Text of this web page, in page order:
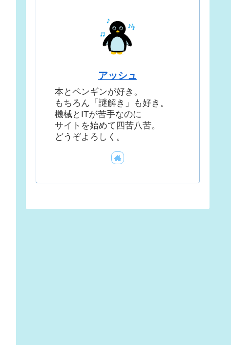
アッシュ
本とペンギンが好き。
もちろん「謎解き」も好き。
機械とITが苦手なのに
サイトを始めて四苦八苦。
どうぞよろしく。